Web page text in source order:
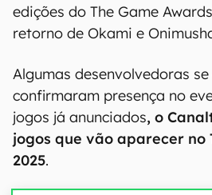
edições do The Game
retorno de Okami e
Algumas desenvolvedoras
confirmaram presença no
jogos já anunciados, o
jogos que vão aparecer no
2025.